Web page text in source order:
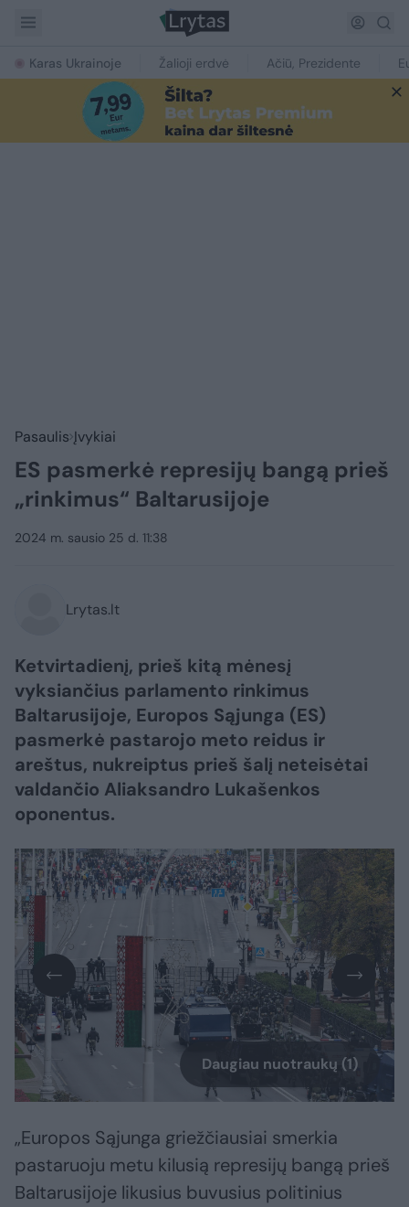
Karas Ukrainoje Žalioji erdvė Ačiū, Prezidente
Pasaulis Įvykiai
ES pasmerkė represijų bangą prieš
„rinkimus“ Baltarusijoje
2024 m. sausio 25 d. 11:38
Lrytas.lt
Ketvirtadienį, prieš kitą mėnesį
vyksiančius parlamento rinkimus
Baltarusijoje, Europos Sąjunga (ES)
pasmerkė pastarojo meto reidus ir
areštus, nukreiptus prieš šalį neteisėtai
valdančio Aliaksandro Lukašenkos
oponentus.
Daugiau nuotraukų (1)
„Europos Sąjunga griežčiausiai smerkia
pastaruoju metu kilusią represijų bangą prieš
Baltarusijoje likusius buvusius politinius